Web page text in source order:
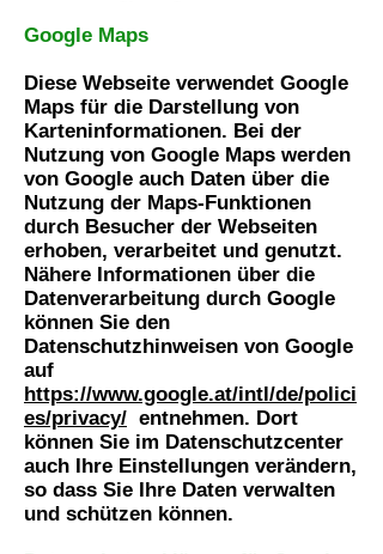
Google Maps
Diese Webseite verwendet Google
Maps für die Darstellung von
Karteninformationen. Bei der
Nutzung von Google Maps werden
von Google auch Daten über die
Nutzung der Maps-Funktionen
durch Besucher der Webseiten
erhoben, verarbeitet und genutzt.
Nähere Informationen über die
Datenverarbeitung durch Google
können Sie den
Datenschutzhinweisen von Google
auf
https://www.google.at/intl/de/polici
es/privacy/ entnehmen. Dort
können Sie im Datenschutzcenter
auch Ihre Einstellungen verändern,
so dass Sie Ihre Daten verwalten
und schützen können.